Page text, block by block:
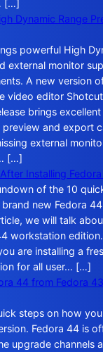
[…]
Dynamic Range
powerful High
external monitor
A new version
video editor
brings
preview and export
external
[…]
Installing
of the 10
brand new Fedora
we will talk
workstation
are installing a
for all user… […]
44 from Fedora
steps on how
Fedora 44 is
upgrade channels